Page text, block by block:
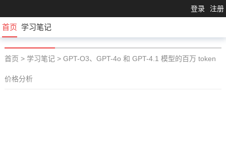
登录 注册
首页 学习笔记
首页 > 学习笔记 > GPT-O3、GPT-4o 和 GPT-4.1 模型的百万 token
价格分析